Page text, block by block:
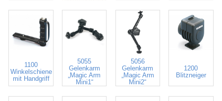
1100
Winkelschiene
mit Handgriff
5055
Gelenkarm
„Magic Arm
Mini1“
5056
Gelenkarm
„Magic Arm
Mini2“
1200
Blitzneiger